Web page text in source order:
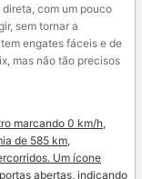
com um pouco
sem tornar a
engates fáceis e de
mas não tão precisos